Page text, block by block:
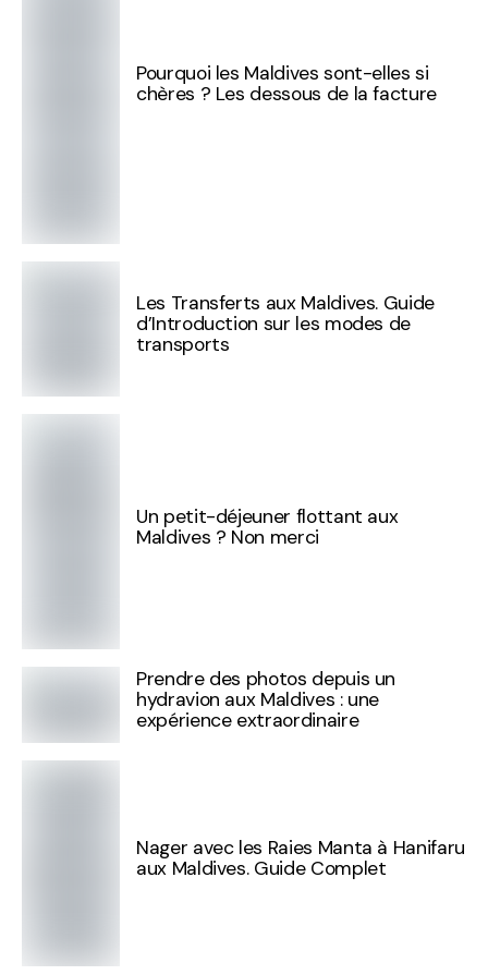
Pourquoi les Maldives sont-elles si
chères ? Les dessous de la facture
Les Transferts aux Maldives. Guide
d’Introduction sur les modes de
transports
Un petit-déjeuner flottant aux
Maldives ? Non merci
Prendre des photos depuis un
hydravion aux Maldives : une
expérience extraordinaire
Nager avec les Raies Manta à Hanifaru
aux Maldives. Guide Complet